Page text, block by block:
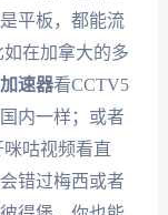
平板，都能流
在加拿大的多
速器看CCTV5
内一样；或者
咕视频看直
错过梅西或者